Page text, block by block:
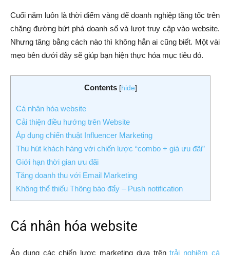
Cuối năm luôn là thời điểm vàng để doanh nghiệp tăng tốc trên
chặng đường bứt phá doanh số và lượt truy cập vào website.
Nhưng tăng bằng cách nào thì không hẳn ai cũng biết. Một vài
mẹo bên dưới đây sẽ giúp bạn hiện thực hóa mục tiêu đó.
Contents [hide]
Cá nhân hóa website
Cải thiện điều hướng trên Website
Áp dụng chiến thuật Influencer Marketing
Thu hút khách hàng với chiến lược “combo + giá ưu đãi”
Giới hạn thời gian ưu đãi
Tăng doanh thu với Email Marketing
Không thể thiếu Thông báo đẩy – Push notification
Cá nhân hóa website
Áp dụng các chiến lược marketing dựa trêntrải nghiệm cá